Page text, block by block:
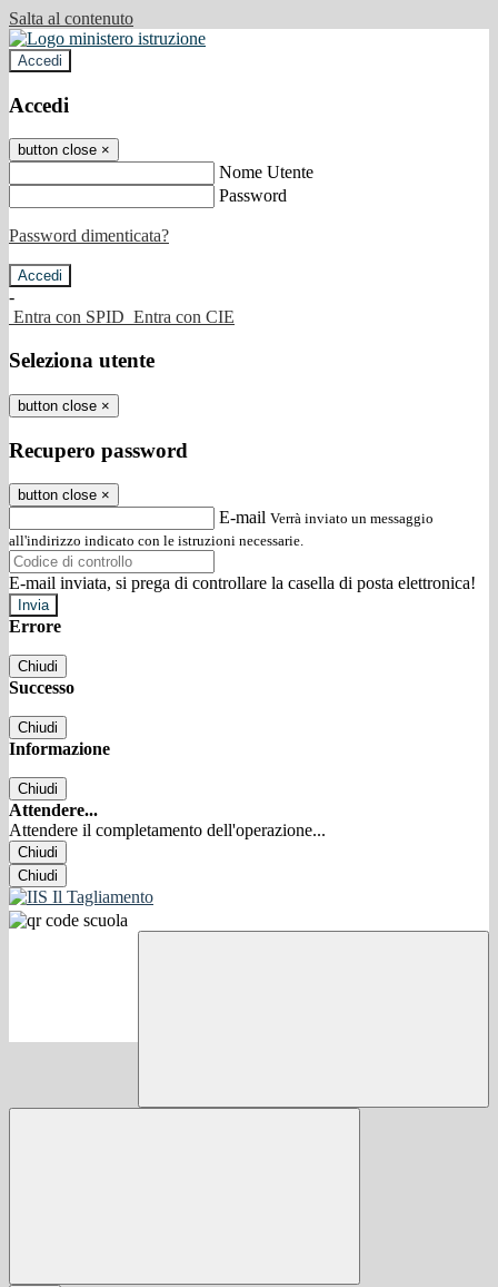
Salta al contenuto
Accedi
Accedi
button close ×
Nome Utente
Password
Password dimenticata?
-
Entra con SPID Entra con CIE
Seleziona utente
button close ×
Recupero password
button close ×
E-mail Verrà inviato un messaggio
all'indirizzo indicato con le istruzioni necessarie.
E-mail inviata, si prega di controllare la casella di posta elettronica!
Errore
Chiudi
Successo
Chiudi
Informazione
Chiudi
Attendere...
Attendere il completamento dell'operazione...
Chiudi
Chiudi